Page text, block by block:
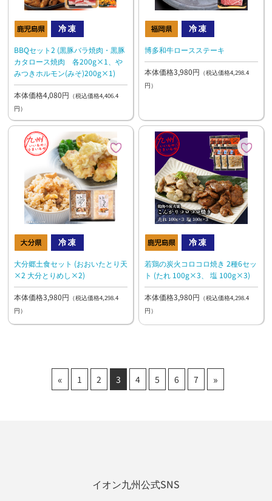
BBQセット2 (黒豚バラ焼肉・黒豚
カタロース焼肉 各200g×1、や
みつきホルモン(みそ)200g×1)
本体価格4,080円 （税込価格4,406.4
円）
博多和牛ロースステーキ
本体価格3,980円 （税込価格4,298.4
円）
大分郷土食セット (おおいたとり天
×2 大分とりめし×2)
本体価格3,980円 （税込価格4,298.4
円）
若鶏の炭火コロコロ焼き 2種6セッ
ト (たれ 100g×3、 塩 100g×3)
本体価格3,980円 （税込価格4,298.4
円）
« 1 2 3 4 5 6 7 »
イオン九州公式SNS